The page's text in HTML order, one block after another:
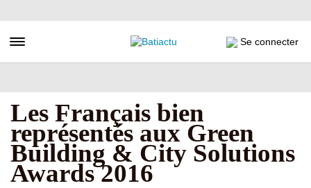
au
principal
Toggle navigation Se connecter
Les Français bien
représentés aux Green
Building & City Solutions
Awards 2016